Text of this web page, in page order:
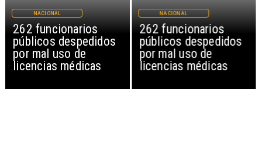
262 funcionarios
públicos despedidos
por mal uso de
licencias médicas
NACIONAL
262 funcionarios
públicos despedidos
por mal uso de
licencias médicas
NACIONAL